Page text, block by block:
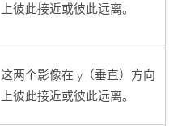
上彼此接近或彼此远离。
这两个影像在 y（垂直）方向
上彼此接近或彼此远离。